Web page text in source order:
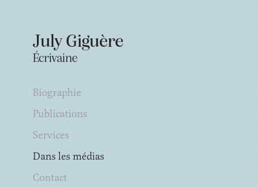
July Giguère
Écrivaine
Biographie
Publications
Services
Dans les médias
Contact